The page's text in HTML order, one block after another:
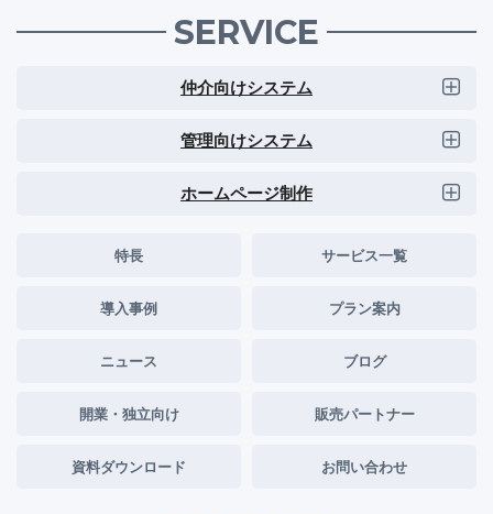
SERVICE
仲介向けシステム
管理向けシステム
ホームページ制作
特長 サービス一覧
導入事例 プラン案内
ニュース ブログ
開業・独立向け 販売パートナー
資料ダウンロード お問い合わせ